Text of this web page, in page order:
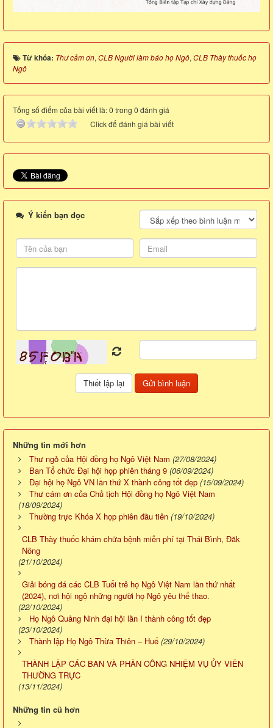
Từ khóa: Thư cảm ơn, CLB Người làm báo họ Ngô, CLB Thày thuốc họ
Ngô
Tổng số điểm của bài viết là: 0 trong 0 đánh giá
Click để đánh giá bài viết
Ý kiến bạn đọc
Những tin mới hơn
Thư ngỏ của Hội đồng họ Ngô Việt Nam (27/08/2024)
Ban Tổ chức Đại hội họp phiên tháng 9 (06/09/2024)
Đại hội họ Ngô VN lần thứ X thành công tốt đẹp (15/09/2024)
Thư cám ơn của Chủ tịch Hội đồng họ Ngô Việt Nam
(18/09/2024)
Thường trực Khóa X họp phiên đầu tiên (19/10/2024)
CLB Thày thuốc khám chữa bệnh miễn phí tại Thái Bình, Đăk
Nông
(21/10/2024)
Giải bóng đá các CLB Tuổi trẻ họ Ngô Việt Nam lần thứ nhất
(2024), nơi hội ngộ những người họ Ngô yêu thể thao.
(22/10/2024)
Họ Ngô Quảng Ninh đại hội lần I thành công tốt đẹp
(23/10/2024)
Thành lập Họ Ngô Thừa Thiên – Huế (29/10/2024)
THÀNH LẬP CÁC BAN VÀ PHÂN CÔNG NHIỆM VỤ ỦY VIÊN
THƯỜNG TRỰC
(13/11/2024)
Những tin cũ hơn